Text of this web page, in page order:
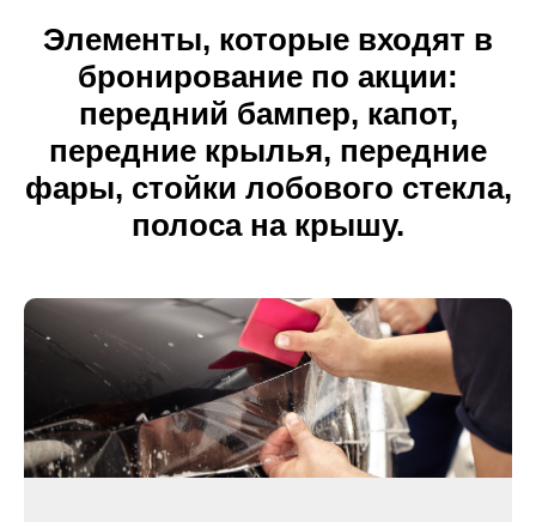
Элементы, которые входят в
бронирование по акции:
передний бампер, капот,
передние крылья, передние
фары, стойки лобового стекла,
полоса на крышу.